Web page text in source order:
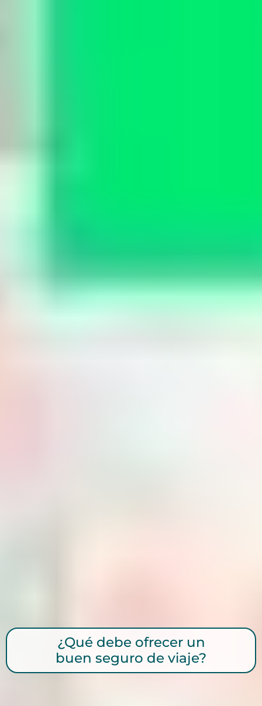
¿Qué debe ofrecer un
buen seguro de viaje?